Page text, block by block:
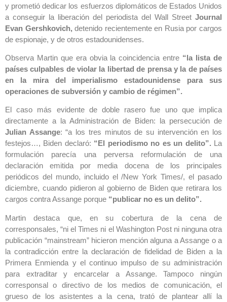
y prometió dedicar los esfuerzos diplomáticos de Estados Unidos
a conseguir la liberación del periodista del Wall Street Journal
Evan Gershkovich,detenido recientemente en Rusia por cargos
de espionaje, y de otros estadounidenses.
Observa Martin que era obvia la coincidencia entre “la lista de
países culpables de violar la libertad de prensa y la de países
en la mira del imperialismo estadounidense para sus
operaciones de subversión y cambio de régimen”.
El caso más evidente de doble rasero fue uno que implica
directamente a la Administración de Biden: la persecución de
Julian Assange: “a los tres minutos de su intervención en los
festejos…, Biden declaró: “El periodismo no es un delito”. La
formulación parecía una perversa reformulación de una
declaración emitida por media docena de los principales
periódicos del mundo, incluido el /New York Times/, el pasado
diciembre, cuando pidieron al gobierno de Biden que retirara los
cargos contra Assange porque “publicar no es un delito”.
Martin destaca que, en su cobertura de la cena de
corresponsales, “ni el Times ni el Washington Post ni ninguna otra
publicación “mainstream” hicieron mención alguna a Assange o a
la contradicción entre la declaración de fidelidad de Biden a la
Primera Enmienda y el continuo impulso de su administración
para extraditar y encarcelar a Assange. Tampoco ningún
corresponsal o directivo de los medios de comunicación, el
grueso de los asistentes a la cena, trató de plantear allí la